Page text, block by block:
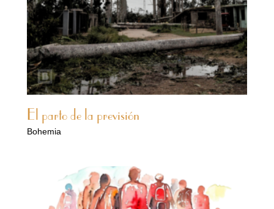
El parto de la previsión
Bohemia